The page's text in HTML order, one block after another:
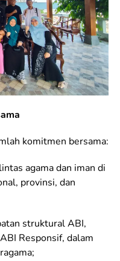
komitmen bersama:
agama dan iman di
provinsi, dan
struktural ABI,
Responsif, dalam